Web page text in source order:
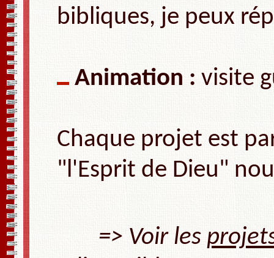
bibliques, je peux
Animation : visite
Chaque projet est
"l'Esprit de Dieu"
=> Voir les